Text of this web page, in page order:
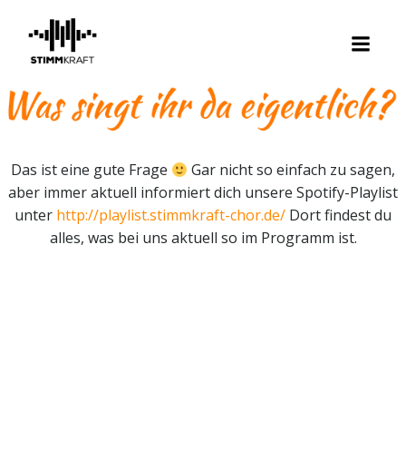
Das ist eine gute Frage
Gar nicht so einfach zu sagen,
aber immer aktuell informiert dich unsere Spotify-Playlist
unter http://playlist.stimmkraft-chor.de/ Dort findest du
alles, was bei uns aktuell so im Programm ist.